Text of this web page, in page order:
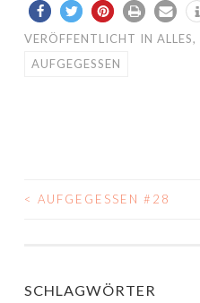
VERÖFFENTLICHT IN ALLES,
AUFGEGESSEN
BEITRAGS-
< AUFGEGESSEN #28
SCHLAGWÖRTER